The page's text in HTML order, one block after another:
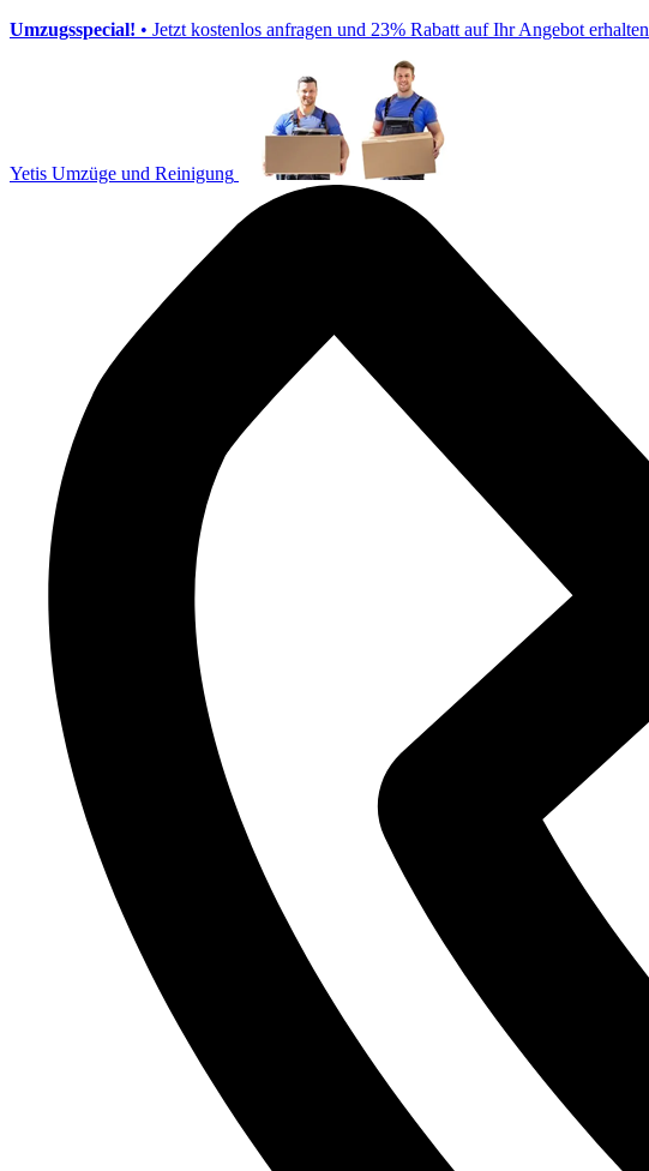
Umzugsspecial! • Jetzt kostenlos anfragen und 23% Rabatt auf Ihr Angebot
Yetis Umzüge und Reinigung